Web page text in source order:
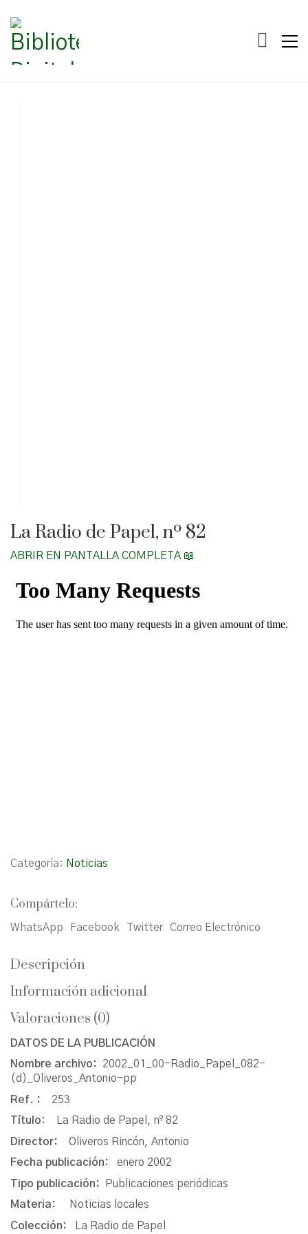
La Radio de Papel, nº 82
ABRIR EN PANTALLA COMPLETA 📖
Categoría: Noticias
Compártelo:
WhatsApp Facebook Twitter Correo Electrónico
Descripción
Información adicional
Valoraciones (0)
DATOS DE LA PUBLICACIÓN
Nombre archivo: 2002_01_00-Radio_Papel_082-
(d)_Oliveros_Antonio-pp
Ref. : 253
Título:
La Radio de Papel, nº 82
Director: Oliveros Rincón, Antonio
Fecha publicación: enero 2002
Tipo publicación:
Publicaciones periódicas
Materia:
Noticias locales
Colección:
La Radio de Papel